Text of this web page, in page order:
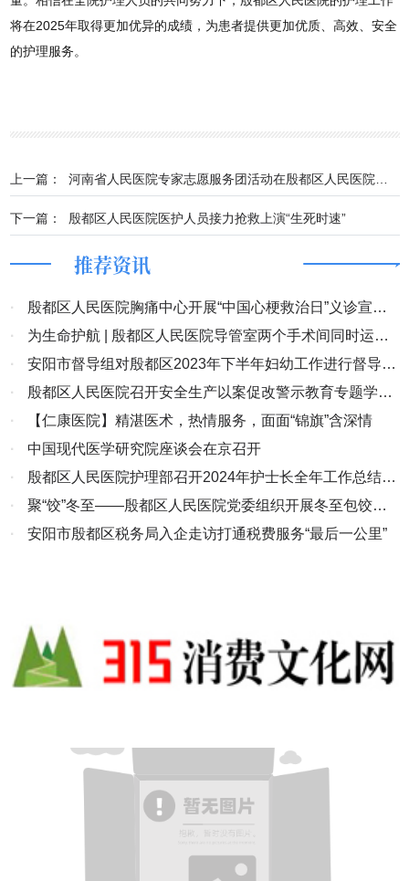
推荐资讯
·
殷都区人民医院胸痛中心开展“中国心梗救治日”义诊宣教
活动
·
为生命护航 | 殷都区人民医院导管室两个手术间同时运
行，打通患者“生命线”
·
安阳市督导组对殷都区2023年下半年妇幼工作进行督导考
核
·
殷都区人民医院召开安全生产以案促改警示教育专题学习
会
·
【仁康医院】精湛医术，热情服务，面面“锦旗”含深情
·
中国现代医学研究院座谈会在京召开
·
殷都区人民医院护理部召开2024年护士长全年工作总结汇
报会
·
聚“饺”冬至——殷都区人民医院党委组织开展冬至包饺子
活动
· 安阳市殷都区税务局入企走访打通税费服务“最后一公里”
将在2025年取得更加优异的成绩，为患者提供更加优质、高效、安全
的护理服务。
上一篇：
下一篇： 殷都区人民医院医护人员接力抢救上演“生死时速”